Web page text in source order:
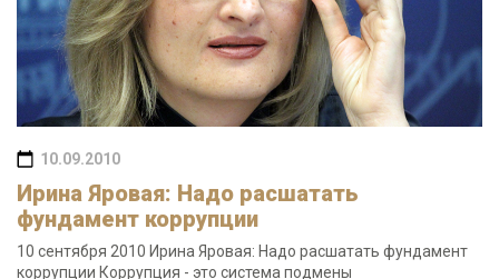
10.09.2010
Ирина Яровая: Надо расшатать
фундамент коррупции
10 сентября 2010 Ирина Яровая: Надо расшатать фундамент
коррупции Коррупция - это система подмены